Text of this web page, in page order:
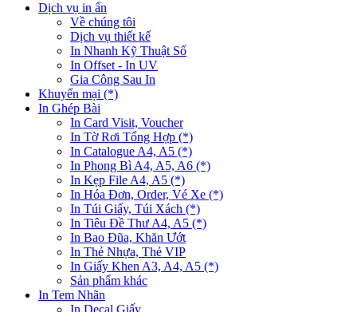
Dịch vụ in ấn
Về chúng tôi
Dịch vụ thiết kế
In Nhanh Kỹ Thuật Số
In Offset - In UV
Gia Công Sau In
Khuyến mại (*)
In Ghép Bài
In Card Visit, Voucher
In Tờ Rơi Tổng Hợp (*)
In Catalogue A4, A5 (*)
In Phong Bì A4, A5, A6 (*)
In Kẹp File A4, A5 (*)
In Hóa Đơn, Order, Vé Xe (*)
In Túi Giấy, Túi Xách (*)
In Tiêu Đề Thư A4, A5 (*)
In Bao Đũa, Khăn Ướt
In Thẻ Nhựa, Thẻ VIP
In Giấy Khen A3, A4, A5 (*)
Sản phẩm khác
In Tem Nhãn
In Decal Giấy